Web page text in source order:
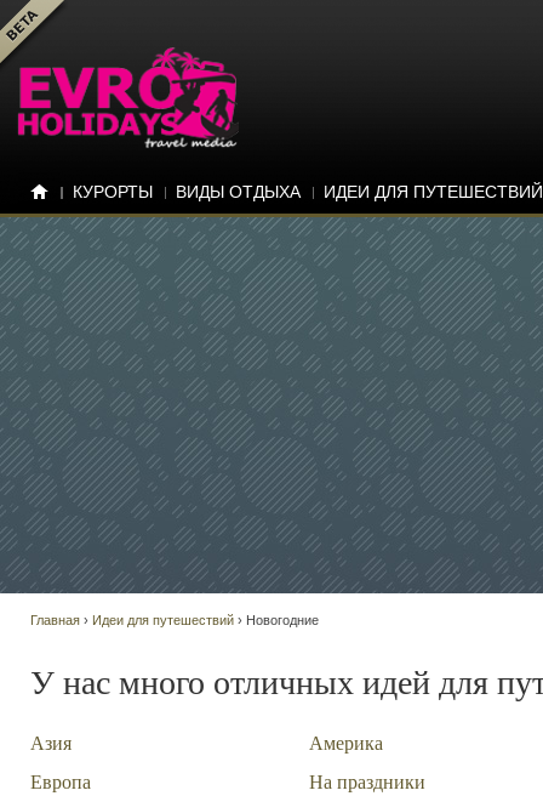
КУРОРТЫ ВИДЫ ОТДЫХА ИДЕИ ДЛЯ ПУТЕШЕСТВИЙ
Главная › Идеи для путешествий › Новогодние
У нас много отличных идей для
Азия
Америка
Европа
На праздники